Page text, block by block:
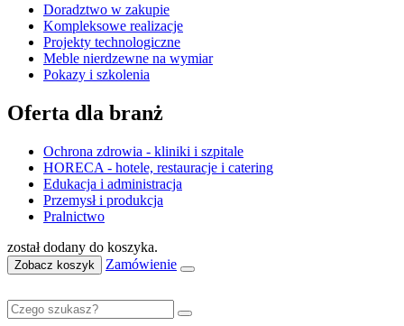
Doradztwo w zakupie
Kompleksowe realizacje
Projekty technologiczne
Meble nierdzewne na wymiar
Pokazy i szkolenia
Oferta dla branż
Ochrona zdrowia - kliniki i szpitale
HORECA - hotele, restauracje i catering
Edukacja i administracja
Przemysł i produkcja
Pralnictwo
został dodany do koszyka.
Zobacz koszyk Zamówienie